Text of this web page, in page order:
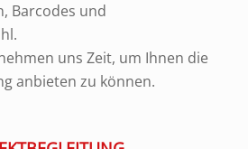
Barcodes und
uns Zeit, um Ihnen die
anbieten zu können.